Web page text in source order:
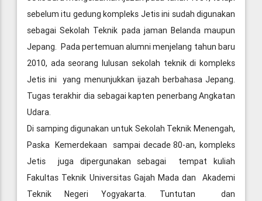
sebelum itu gedung kompleks Jetis ini sudah digunakan
sebagai Sekolah Teknik pada jaman Belanda maupun
Jepang. Pada pertemuan alumni menjelang tahun baru
2010, ada seorang lulusan sekolah teknik di kompleks
Jetis ini yang menunjukkan ijazah berbahasa Jepang.
Tugas terakhir dia sebagai kapten penerbang Angkatan
Udara.
Di samping digunakan untuk Sekolah Teknik Menengah,
Paska Kemerdekaan sampai decade 80-an, kompleks
Jetis juga dipergunakan sebagai tempat kuliah
Fakultas Teknik Universitas Gajah Mada dan Akademi
Teknik Negeri Yogyakarta. Tuntutan dan